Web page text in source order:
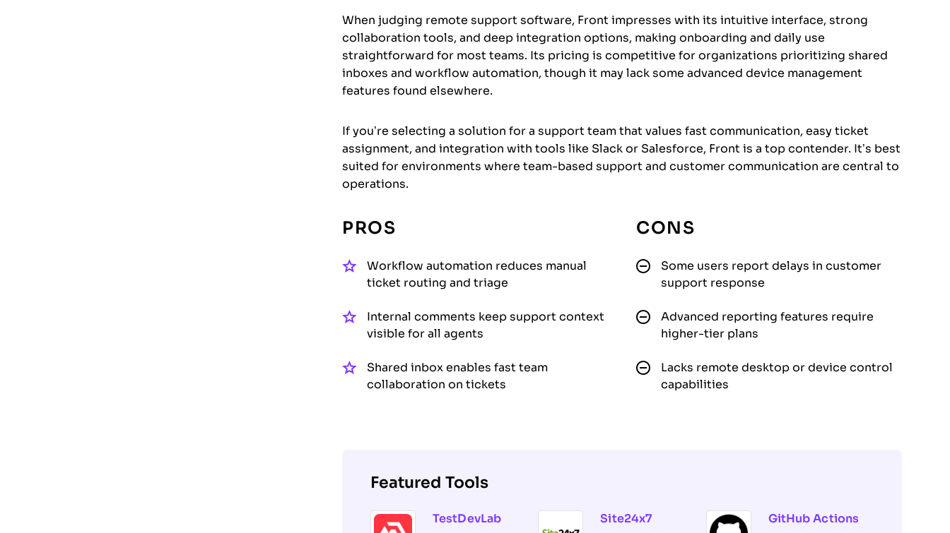
When judging remote support software, Front impresses with its intuitive interface, strong
collaboration tools, and deep integration options, making onboarding and daily use
straightforward for most teams. Its pricing is competitive for organizations prioritizing shared
inboxes and workflow automation, though it may lack some advanced device management
features found elsewhere.
If you’re selecting a solution for a support team that values fast communication, easy ticket
assignment, and integration with tools like Slack or Salesforce, Front is a top contender. It’s best
suited for environments where team-based support and customer communication are central to
operations.
PROS
Workflow automation reduces manual
ticket routing and triage
Internal comments keep support context
visible for all agents
Shared inbox enables fast team
collaboration on tickets
CONS
Some users report delays in customer
support response
Advanced reporting features require
higher-tier plans
Lacks remote desktop or device control
capabilities
Featured Tools
TestDevLab Site24x7 GitHub Actions